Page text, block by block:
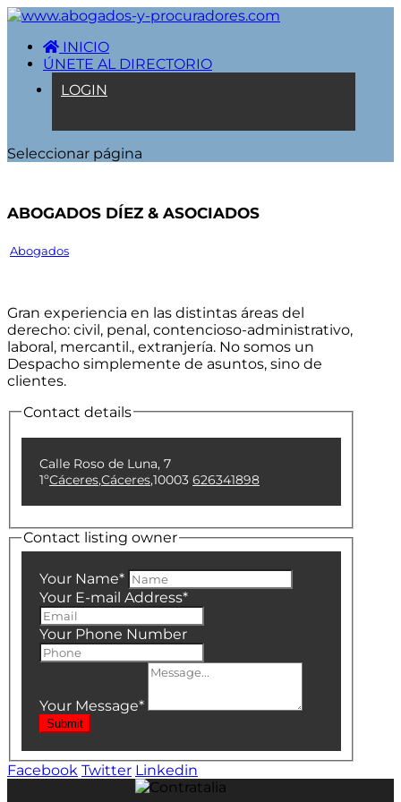
INICIO
ÚNETE AL DIRECTORIO
LOGIN
Seleccionar página
Abogados Díez & Asociados
Abogados
Gran experiencia en las distintas áreas del
derecho: civil, penal, contencioso-administrativo,
laboral, mercantil., extranjería. No somos un
Despacho simplemente de asuntos, sino de
clientes.
Contact details
Calle Roso de Luna, 7
1ºCáceres,Cáceres,10003 626341898
Contact listing owner
Your Name*
Your E-mail Address*
Your Phone Number
Your Message*
Submit
Facebook Twitter Linkedin